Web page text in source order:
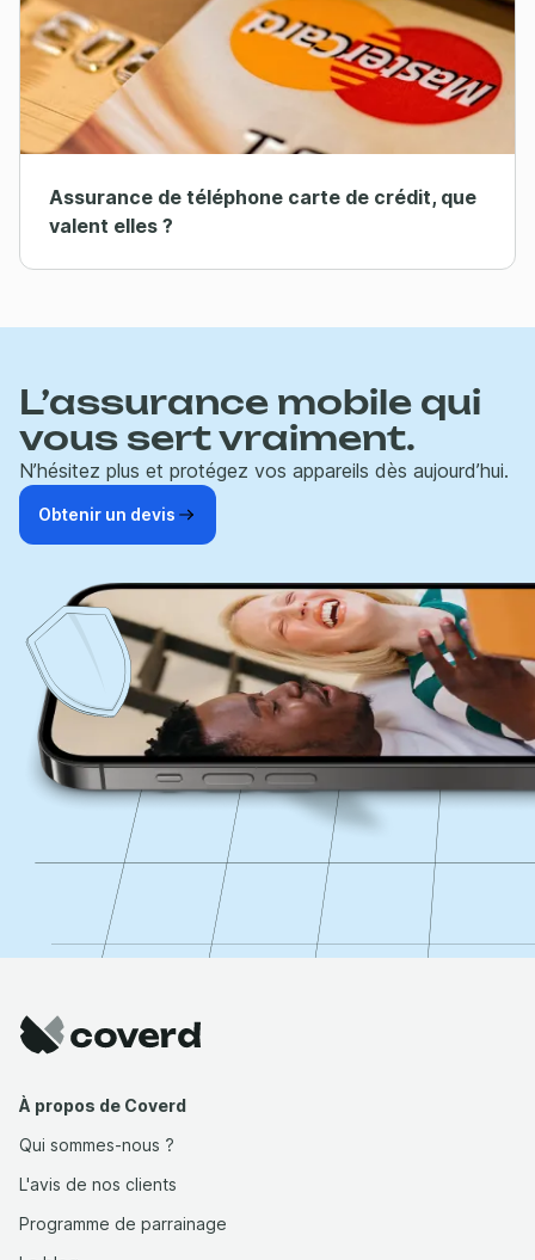
Assurance de téléphone carte de crédit, que
valent elles ?
L’assurance mobile qui
vous sert vraiment.
N’hésitez plus et protégez vos appareils dès aujourd’hui.
Obtenir un devis
À propos de Coverd
Qui sommes-nous ?
L'avis de nos clients
Programme de parrainage